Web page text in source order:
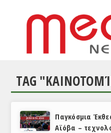
ΕΙΔΗΣΕΙΣ
ΘΕΜΑΤΑ
TAG
Παγκόσμια
Αϊόβα –